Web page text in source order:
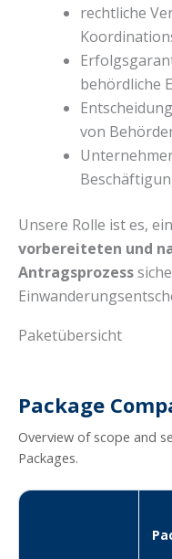
rechtliche
behördliche
von
Unsere Rolle ist es,
vorbereiteten und
Antragsprozess
Paketübersicht
Package
Overview of scope and
Packages.